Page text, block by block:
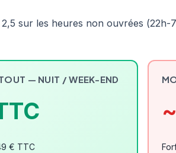
sur les heures non ouvrées (22h-
— NUIT / WEEK-END
€ TTC